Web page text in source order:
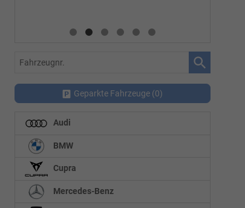
Fahrzeugnr.
Geparkte Fahrzeuge (0)
Audi
BMW
Cupra
Mercedes-Benz